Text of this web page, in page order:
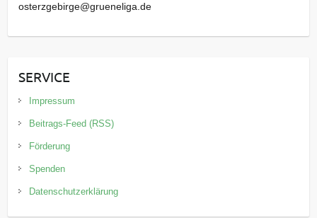
osterzgebirge@grueneliga.de
SERVICE
Impressum
Beitrags-Feed (RSS)
Förderung
Spenden
Datenschutzerklärung